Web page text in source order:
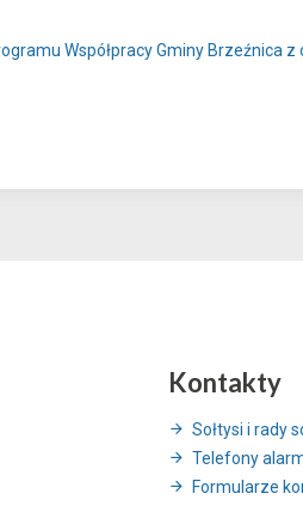
Współpracy Gminy
Kontakty
Sołtysi i rady
Telefony
Formularze